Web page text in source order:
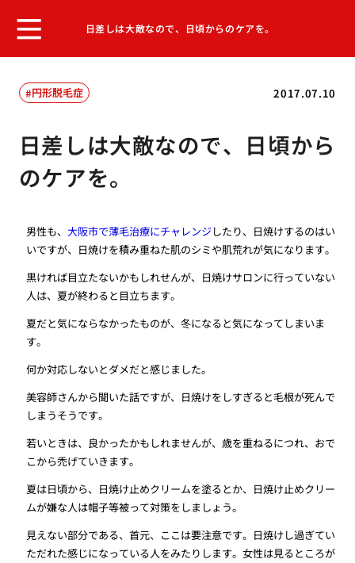
日差しは大敵なので、日頃からのケアを。
2017.07.10
円形脱毛症
日差しは大敵なので、日頃から
のケアを。
男性も、大阪市で薄毛治療にチャレンジしたり、日焼けするのはい
いですが、日焼けを積み重ねた肌のシミや肌荒れが気になります。
黒ければ目立たないかもしれせんが、日焼けサロンに行っていない
人は、夏が終わると目立ちます。
夏だと気にならなかったものが、冬になると気になってしまいま
す。
何か対応しないとダメだと感じました。
美容師さんから聞いた話ですが、日焼けをしすぎると毛根が死んで
しまうそうです。
若いときは、良かったかもしれませんが、歳を重ねるにつれ、おで
こから禿げていきます。
夏は日頃から、日焼け止めクリームを塗るとか、日焼け止めクリー
ムが嫌な人は帽子等被って対策をしましょう。
見えない部分である、首元、ここは要注意です。日焼けし過ぎてい
ただれた感じになっている人をみたりします。女性は見るところが